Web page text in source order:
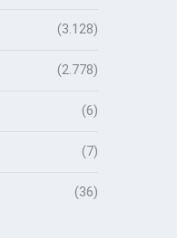
(3.128)
(2.778)
(6)
(7)
(36)